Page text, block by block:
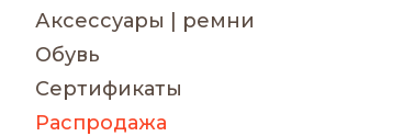
Аксессуары | ремни
Обувь
Сертификаты
Распродажа